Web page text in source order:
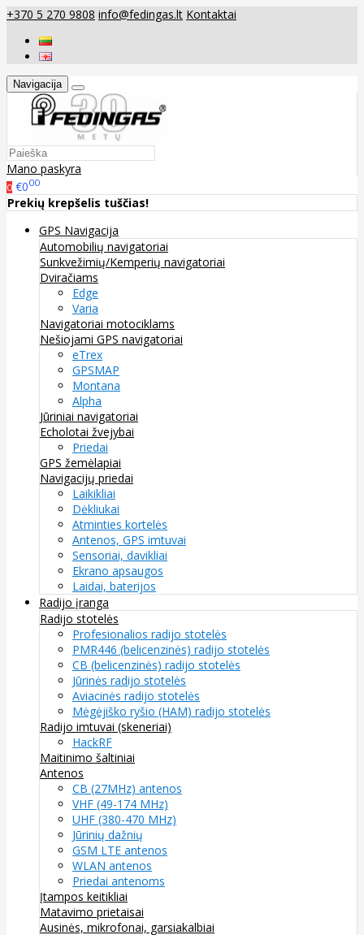
+370 5 270 9808 info@fedingas.lt Kontaktai
Navigacija
Mano paskyra
0 €000
Prekių krepšelis tuščias!
GPS Navigacija
Automobilių navigatoriai
Sunkvežimių/Kemperių navigatoriai
Dviračiams
Edge
Varia
Navigatoriai motociklams
Nešiojami GPS navigatoriai
eTrex
GPSMAP
Montana
Alpha
Jūriniai navigatoriai
Echolotai žvejybai
Priedai
GPS žemėlapiai
Navigacijų priedai
Laikikliai
Dėkliukai
Atminties kortelės
Antenos, GPS imtuvai
Sensoriai, davikliai
Ekrano apsaugos
Laidai, baterijos
Radijo įranga
Radijo stotelės
Profesionalios radijo stotelės
PMR446 (belicenzinės) radijo stotelės
CB (belicenzinės) radijo stotelės
Jūrinės radijo stotelės
Aviacinės radijo stotelės
Mėgėjiško ryšio (HAM) radijo stotelės
Radijo imtuvai (skeneriai)
HackRF
Maitinimo šaltiniai
Antenos
CB (27MHz) antenos
VHF (49-174 MHz)
UHF (380-470 MHz)
Jūrinių dažnių
GSM LTE antenos
WLAN antenos
Priedai antenoms
Įtampos keitikliai
Matavimo prietaisai
Ausinės, mikrofonai, garsiakalbiai